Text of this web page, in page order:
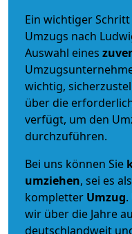
Ein wichtiger
Umzugs nach
Auswahl eines
wichtig,
über die
verfügt, um den
durchzuführen.
Bei uns können Sie
umziehen, sei es als
kompletter Umzug
wir über die Jahre
deutschlandweit